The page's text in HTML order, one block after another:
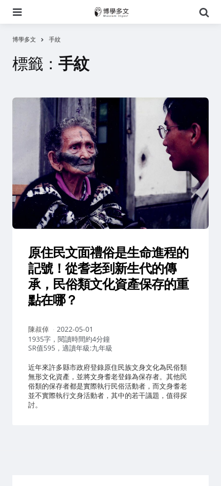
尋
博學多文 手紋
標籤： 手紋
原住民文面禮俗是生命進程的
記號！從耆老到新生代的傳
承，民俗類文化資產保存的重
點在哪？
作
者：
陳叔倬
2022-05-01
1935字，閱讀時間約4分鐘
SR值595，適讀年級:九年級
近年來許多縣市政府登錄原住民族文身文化為民俗類
無形文化資產，並將文身耆老登錄為保存者。其他民
俗類的保存者都是實際執行民俗活動者，而文身耆老
並不實際執行文身活動者，其中的若干議題，值得探
討。